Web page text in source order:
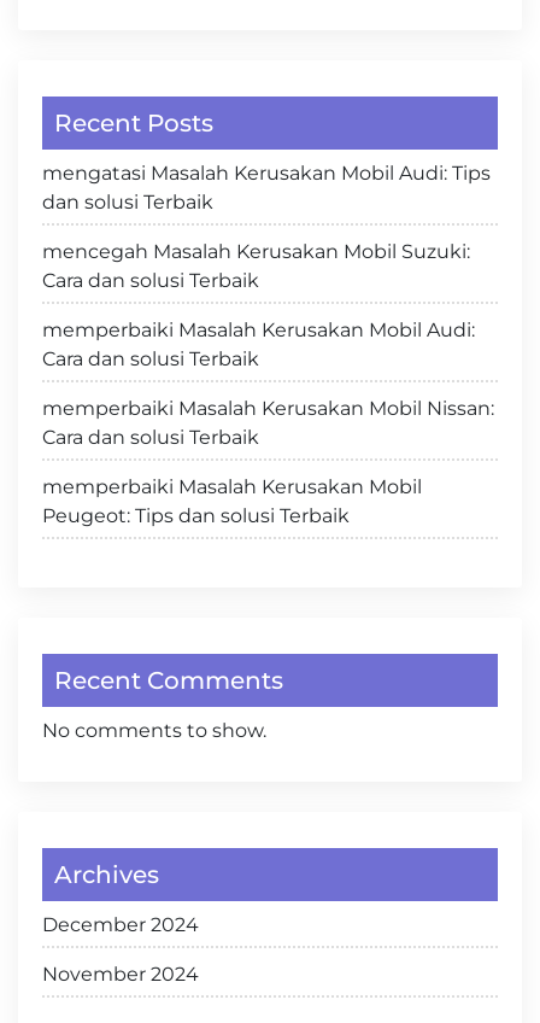
Recent Posts
mengatasi Masalah Kerusakan Mobil Audi: Tips
dan solusi Terbaik
mencegah Masalah Kerusakan Mobil Suzuki:
Cara dan solusi Terbaik
memperbaiki Masalah Kerusakan Mobil Audi:
Cara dan solusi Terbaik
memperbaiki Masalah Kerusakan Mobil Nissan:
Cara dan solusi Terbaik
memperbaiki Masalah Kerusakan Mobil
Peugeot: Tips dan solusi Terbaik
Recent Comments
No comments to show.
Archives
December 2024
November 2024